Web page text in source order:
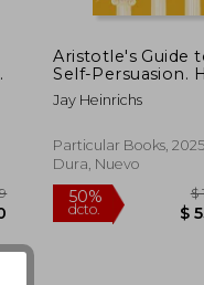
Aristotle's Guide
Self-Persuasion.
Ancient Rhetoric
Help You Change
Jay Heinrichs
Particular Books,
Dura, Nuevo